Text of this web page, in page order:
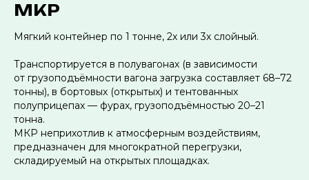
МКР
Мягкий контейнер по 1 тонне, 2х или 3х слойный.
Транспортируется в полувагонах (в зависимости
от грузоподъёмности вагона загрузка составляет 68–72
тонны), в бортовых (открытых) и тентованных
полуприцепах — фурах, грузоподъёмностью 20–21
тонна.
МКР неприхотлив к атмосферным воздействиям,
предназначен для многократной перегрузки,
складируемый на открытых площадках.